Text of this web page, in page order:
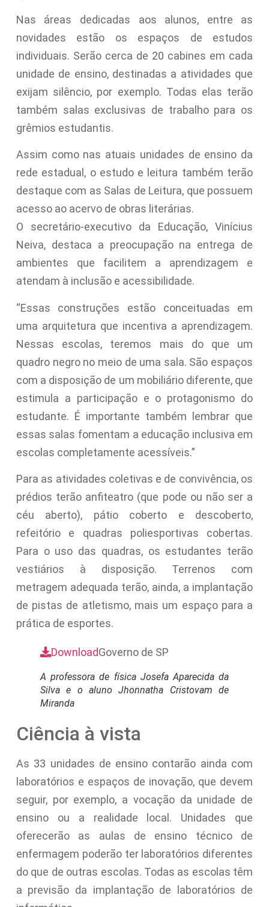
Nas áreas dedicadas aos alunos, entre as
novidades estão os espaços de estudos
individuais. Serão cerca de 20 cabines em cada
unidade de ensino, destinadas a atividades que
exijam silêncio, por exemplo. Todas elas terão
também salas exclusivas de trabalho para os
grêmios estudantis.
Assim como nas atuais unidades de ensino da
rede estadual, o estudo e leitura também terão
destaque com as Salas de Leitura, que possuem
acesso ao acervo de obras literárias.
O secretário-executivo da Educação, Vinícius
Neiva, destaca a preocupação na entrega de
ambientes que facilitem a aprendizagem e
atendam à inclusão e acessibilidade.
“Essas construções estão conceituadas em
uma arquitetura que incentiva a aprendizagem.
Nessas escolas, teremos mais do que um
quadro negro no meio de uma sala. São espaços
com a disposição de um mobiliário diferente, que
estimula a participação e o protagonismo do
estudante. É importante também lembrar que
essas salas fomentam a educação inclusiva em
escolas completamente acessíveis.”
Para as atividades coletivas e de convivência, os
prédios terão anfiteatro (que pode ou não ser a
céu aberto), pátio coberto e descoberto,
refeitório e quadras poliesportivas cobertas.
Para o uso das quadras, os estudantes terão
vestiários à disposição. Terrenos com
metragem adequada terão, ainda, a implantação
de pistas de atletismo, mais um espaço para a
prática de esportes.
DownloadGoverno de SP
A professora de física Josefa Aparecida da
Silva e o aluno Jhonnatha Cristovam de
Miranda
Ciência à vista
As 33 unidades de ensino contarão ainda com
laboratórios e espaços de inovação, que devem
seguir, por exemplo, a vocação da unidade de
ensino ou a realidade local. Unidades que
oferecerão as aulas de ensino técnico de
enfermagem poderão ter laboratórios diferentes
do que de outras escolas. Todas as escolas têm
a previsão da implantação de laboratórios de